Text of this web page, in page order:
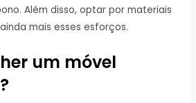
Além disso, optar por materiais
mais esses esforços.
um móvel